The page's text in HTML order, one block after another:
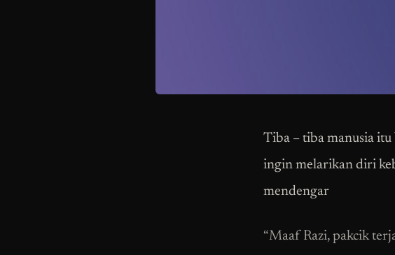
Tiba – tiba manusia itu
ingin melarikan diri
mendengar
“Maaf Razi, pakcik